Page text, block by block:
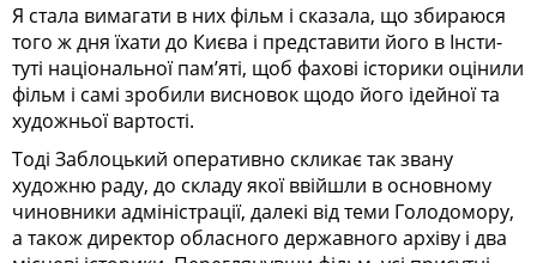
Я стала вимагати в них фільм і сказала, що збираюся
того ж дня їхати до Києва і представити його в Інсти­
туті національної пам’яті, щоб фахові історики оцінили
фільм і самі зробили висновок щодо його ідейної та
художньої вартості.
Тоді Заблоцький оперативно скликає так звану
художню раду, до складу якої ввійшли в основному
чиновники адміністрації, далекі від теми Голодо­мору,
а також директор обласного державного архіву і два